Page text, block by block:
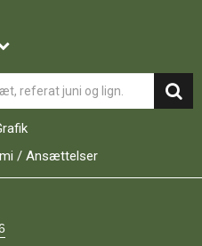
/ Ansættelser